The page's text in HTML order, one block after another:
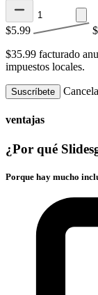
$5.99
$35.99 facturado
impuestos locales.
Suscríbete
ventajas
¿Por qué
Porque hay mucho